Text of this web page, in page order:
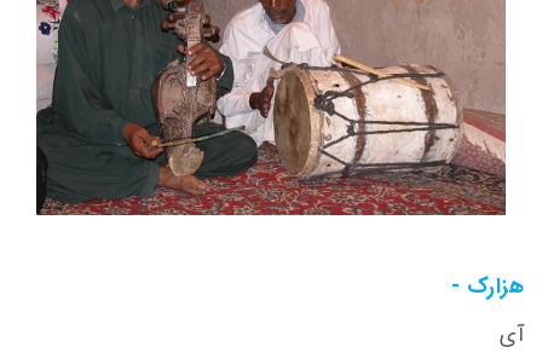
هزارک -
آی